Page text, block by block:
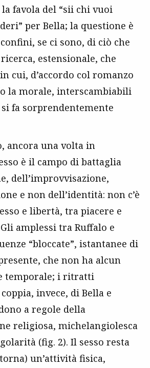
favola del “sii chi vuoi
per Bella; la questione è
se ci sono, di ciò che
estensionale, che
cui, d’accordo col romanzo
la morale, interscambiabili
fa sorprendentemente
ancora una volta in
è il campo di battaglia
dell’improvvisazione,
e non dell’identità: non c’è
e libertà, tra piacere e
amplessi tra Ruffalo e
“bloccate”, istantanee di
che non ha alcun
temporale; i ritratti
invece, di Bella e
a regole della
religiosa, michelangiolesca
(fig. 2). Il sesso resta
un’attività fisica,